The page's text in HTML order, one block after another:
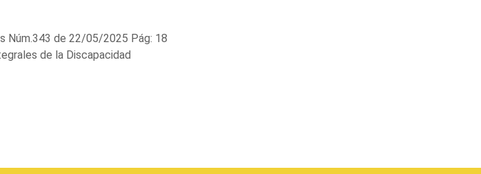
Núm.343 de 22/05/2025 Pág: 18
de la Discapacidad